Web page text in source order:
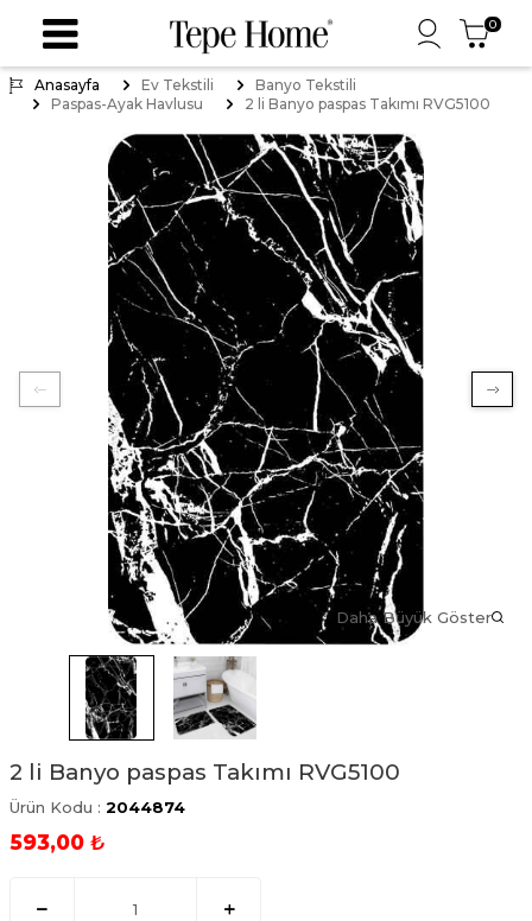
0
Anasayfa Ev Tekstili
Banyo Tekstili
Paspas-Ayak Havlusu
2 li Banyo paspas Takımı RVG5100
Daha Büyük Göster
2 li Banyo paspas Takımı RVG5100
Ürün Kodu : 2044874
593,00 ₺